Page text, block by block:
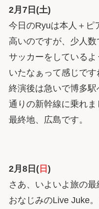
2月7日(土)
今日のRyuは本人＋ピ
高いのですが、少人
サッカーをしている
いたなぁって感じです
終演後は急いで博多
通りの新幹線に乗れ
最終地、広島です。
2月8日(日 )
さあ、いよいよ旅の
おなじみのLive Juke